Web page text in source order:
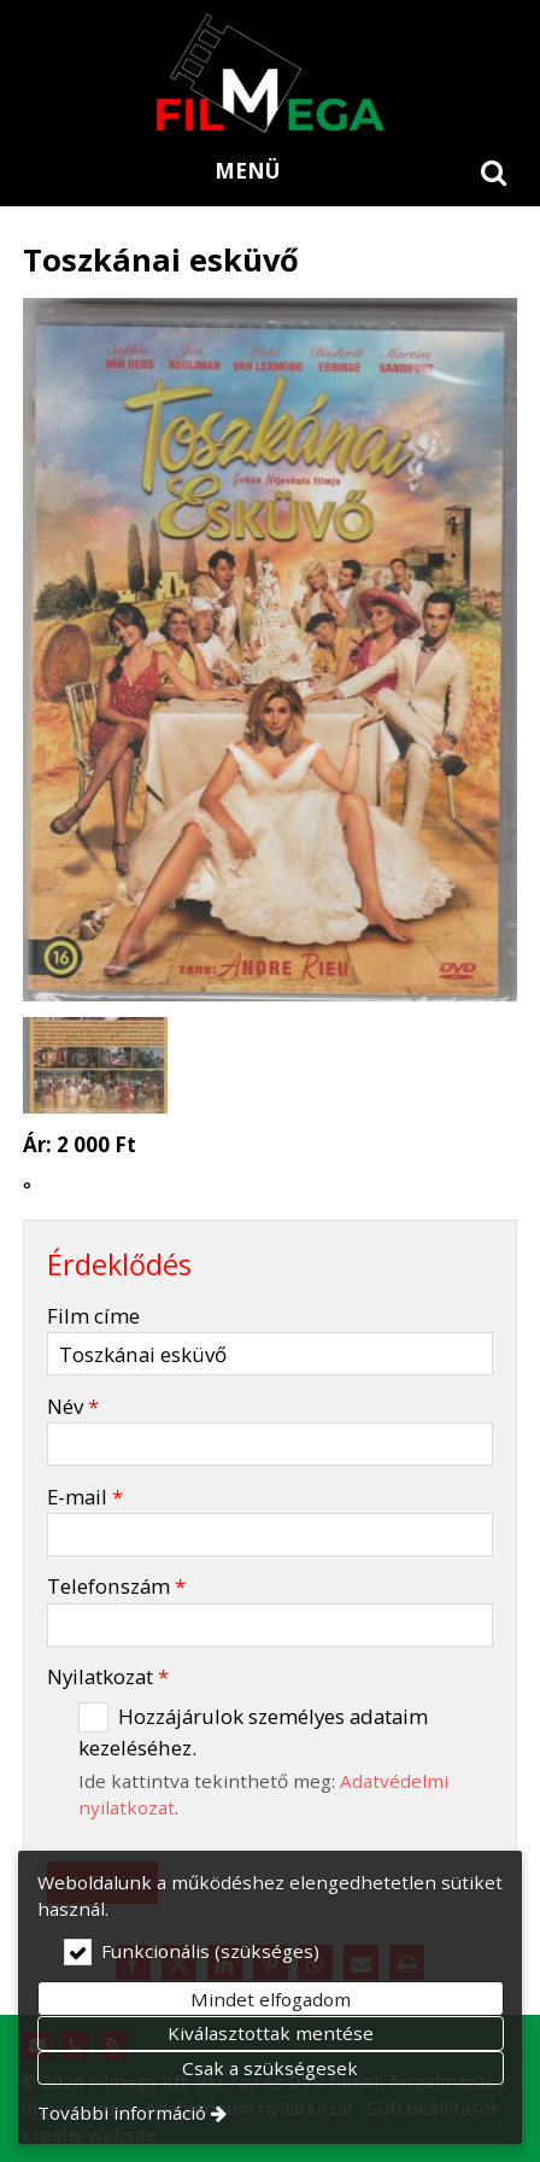
MENÜ
Toszkánai esküvő
Ár: 2 000 Ft
°
Érdeklődés
Film címe
Név*
E-mail*
Telefonszám*
Nyilatkozat*
Hozzájárulok személyes adataim
kezeléséhez.
Ide kattintva tekinthető meg: Adatvédelmi
nyilatkozat.
Elküld
© 2026 Filmega Kft. Blu-ray és DVD filmek forgalmazása.
Impresszum Adatvédelmi nyilatkozat
Süti beállítások
Kreatív website
Weboldalunk a működéshez elengedhetetlen sütiket
használ.
Funkcionális (szükséges)
Mindet elfogadom
Kiválasztottak mentése
Csak a szükségesek
További információ